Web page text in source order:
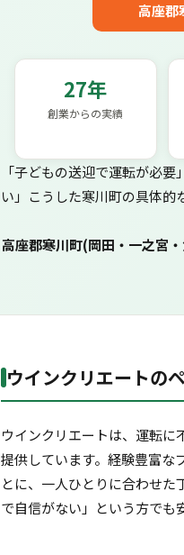
高座郡
27年
創業からの実績
「子どもの送迎で運転が必
い」こうした寒川町の具体的
高座郡寒川町(岡田・一之宮
ウインクリエートの
ウインクリエートは、運転に
提供しています。経験豊富な
とに、一人ひとりに合わせ
で自信がない」という方でも